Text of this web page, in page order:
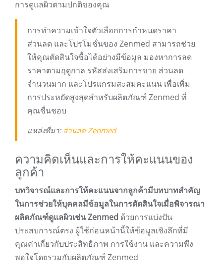
การดูแลผิวตามปกติของคุณ
การทำความเข้าใจตัวเลือกการกำหนดราคา
ส่วนลด และโปรโมชั่นของ Zenmed สามารถช่วย
ให้คุณตัดสินใจซื้อได้อย่างมีข้อมูล มองหาการลด
ราคาตามฤดูกาล รหัสส่งเสริมการขาย ส่วนลด
จำนวนมาก และโปรแกรมสะสมคะแนน เพื่อเพิ่ม
การประหยัดสูงสุดสำหรับผลิตภัณฑ์ Zenmed ที่
คุณชื่นชอบ
แหล่งที่มา: ส่วนลด Zenmed
ความคิดเห็นและการให้คะแนนของ
ลูกค้า
บทวิจารณ์และการให้คะแนนจากลูกค้ามีบทบาทสำคัญ
ในการช่วยให้บุคคลมีข้อมูลในการตัดสินใจเมื่อพิจารณา
ผลิตภัณฑ์ดูแลผิวเช่น Zenmed ด้วยการแบ่งปัน
ประสบการณ์ตรง ผู้ใช้ก่อนหน้านี้ให้ข้อมูลเชิงลึกที่มี
คุณค่าเกี่ยวกับประสิทธิภาพ การใช้งาน และความพึง
พอใจโดยรวมกับผลิตภัณฑ์ Zenmed